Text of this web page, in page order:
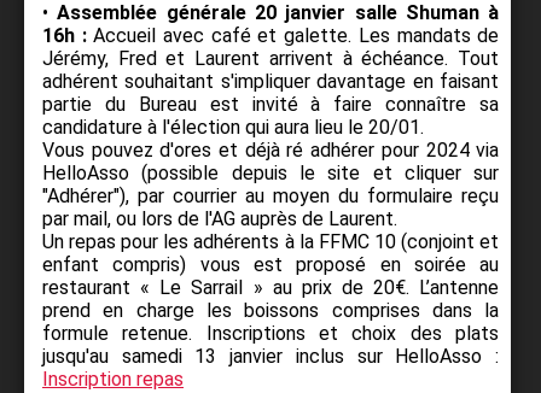
•Assemblée générale 20 janvier salle Shuman à
16h :Accueil avec café et galette. Les mandats de
Jérémy, Fred et Laurent arrivent à échéance. Tout
adhérent souhaitant s'impliquer davantage en faisant
partie du Bureau est invité à faire connaître sa
candidature à l'élection qui aura lieu le 20/01.
Vous pouvez d'ores et déjà ré adhérer pour 2024 via
HelloAsso (possible depuis le site et cliquer sur
"Adhérer"), par courrier au moyen du formulaire reçu
par mail, ou lors de l'AG auprès de Laurent.
Un repas pour les adhérents à la FFMC 10 (conjoint et
enfant compris) vous est proposé en soirée au
restaurant « Le Sarrail » au prix de 20€. L’antenne
prend en charge les boissons comprises dans la
formule retenue. Inscriptions et choix des plats
jusqu'au samedi 13 janvier inclus sur HelloAsso :
Inscription repas